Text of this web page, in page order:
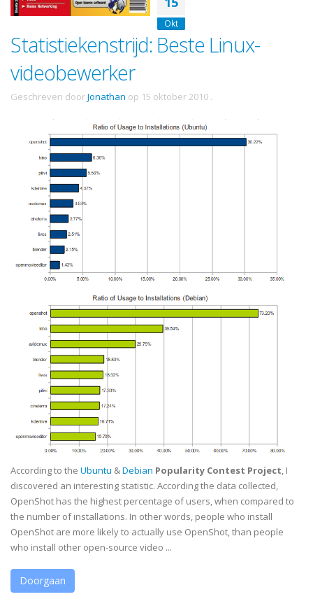
Okt
Statistiekenstrijd: Beste Linux-
videobewerker
Geschreven doorJonathan op 15 oktober 2010 .
According to the Ubuntu &Debian Popularity Contest Project, I
discovered an interesting statistic. According the data collected,
OpenShot has the highest percentage of users, when compared to
the number of installations. In other words, people who install
OpenShot are more likely to actually use OpenShot, than people
who install other open-source video ...
Doorgaan